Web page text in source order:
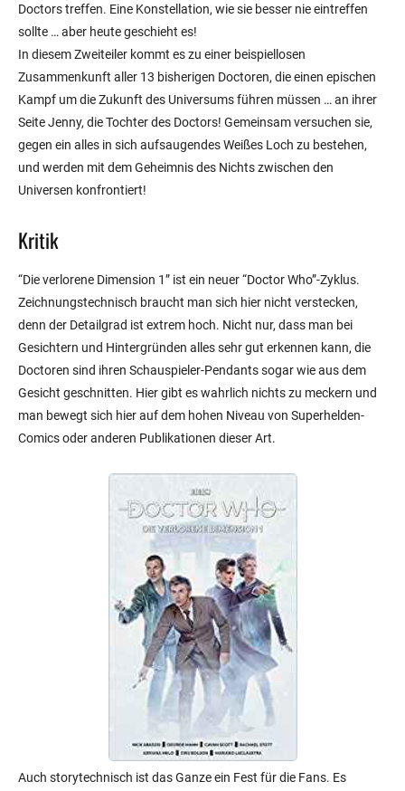
Doctors treffen. Eine Konstellation, wie sie besser nie eintreffen
sollte … aber heute geschieht es!
In diesem Zweiteiler kommt es zu einer beispiellosen
Zusammenkunft aller 13 bisherigen Doctoren, die einen epischen
Kampf um die Zukunft des Universums führen müssen … an ihrer
Seite Jenny, die Tochter des Doctors! Gemeinsam versuchen sie,
gegen ein alles in sich aufsaugendes Weißes Loch zu bestehen,
und werden mit dem Geheimnis des Nichts zwischen den
Universen konfrontiert!
Kritik
“Die verlorene Dimension 1” ist ein neuer “Doctor Who”-Zyklus.
Zeichnungstechnisch braucht man sich hier nicht verstecken,
denn der Detailgrad ist extrem hoch. Nicht nur, dass man bei
Gesichtern und Hintergründen alles sehr gut erkennen kann, die
Doctoren sind ihren Schauspieler-Pendants sogar wie aus dem
Gesicht geschnitten. Hier gibt es wahrlich nichts zu meckern und
man bewegt sich hier auf dem hohen Niveau von Superhelden-
Comics oder anderen Publikationen dieser Art.
Auch storytechnisch ist das Ganze ein Fest für die Fans. Es